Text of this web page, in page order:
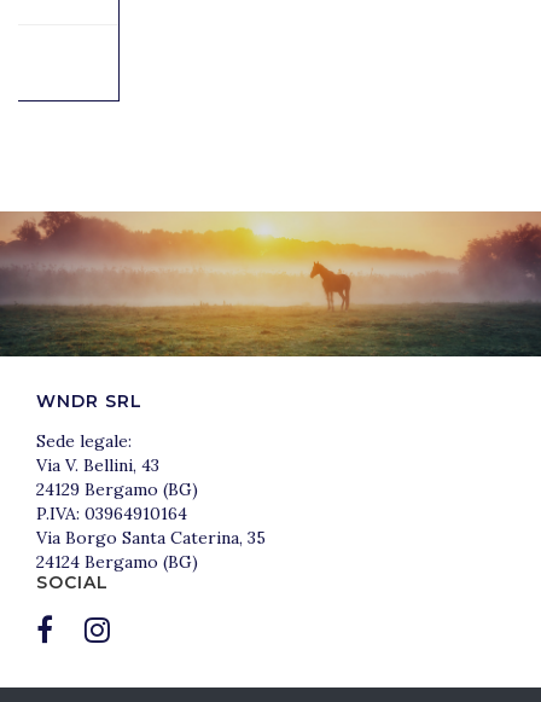
WNDR SRL
Sede legale:
Via V. Bellini, 43
24129 Bergamo (BG)
P.IVA: 03964910164
Via Borgo Santa Caterina, 35
24124 Bergamo (BG)
SOCIAL